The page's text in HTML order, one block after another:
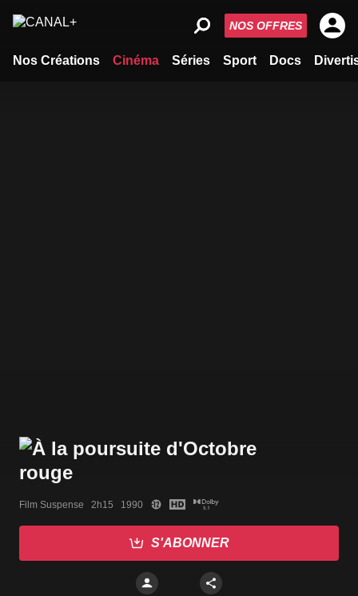
Nos Créations Cinéma Séries Sport Docs
NOS OFFRES
Film Suspense   2h15   1990
S'ABONNER